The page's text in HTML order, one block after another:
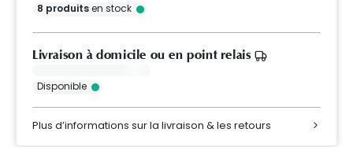
8 produitsen stock
Livraison à domicile ou en point relais
Disponible
Plus d’informations sur la livraison & les retours